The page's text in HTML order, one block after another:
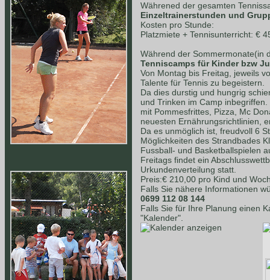
Währened der gesamten
Einzeltrainerstunden und
Kosten pro Stunde:
Platzmiete + Tennisunterricht: €
Während der Sommermonate(in
Tenniscamps für Kinder bzw
Von Montag bis Freitag, jeweils
Talente für Tennis zu begeistern.
Da dies durstig und hungrig
und Trinken im Camp
mit Pommesfrittes, Pizza, Mc
neuesten Ernährungsrichtlinien,
Da es unmöglich ist, freudvoll 6
Möglichkeiten des Strandbades
Fussball- und Basketballspielen
Freitags findet ein
Urkundenverteilung statt.
Preis:€ 210,00 pro Kind und
Falls Sie nähere Informationen
0699 112 08 144
Falls Sie für Ihre Planung einen
"Kalender".